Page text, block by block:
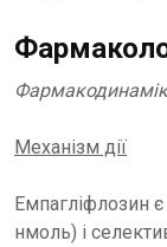
Механізм дії
Емпагліфлозин
нмоль) і